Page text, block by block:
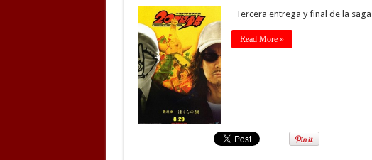
Tercera entrega y final de la
Read More »